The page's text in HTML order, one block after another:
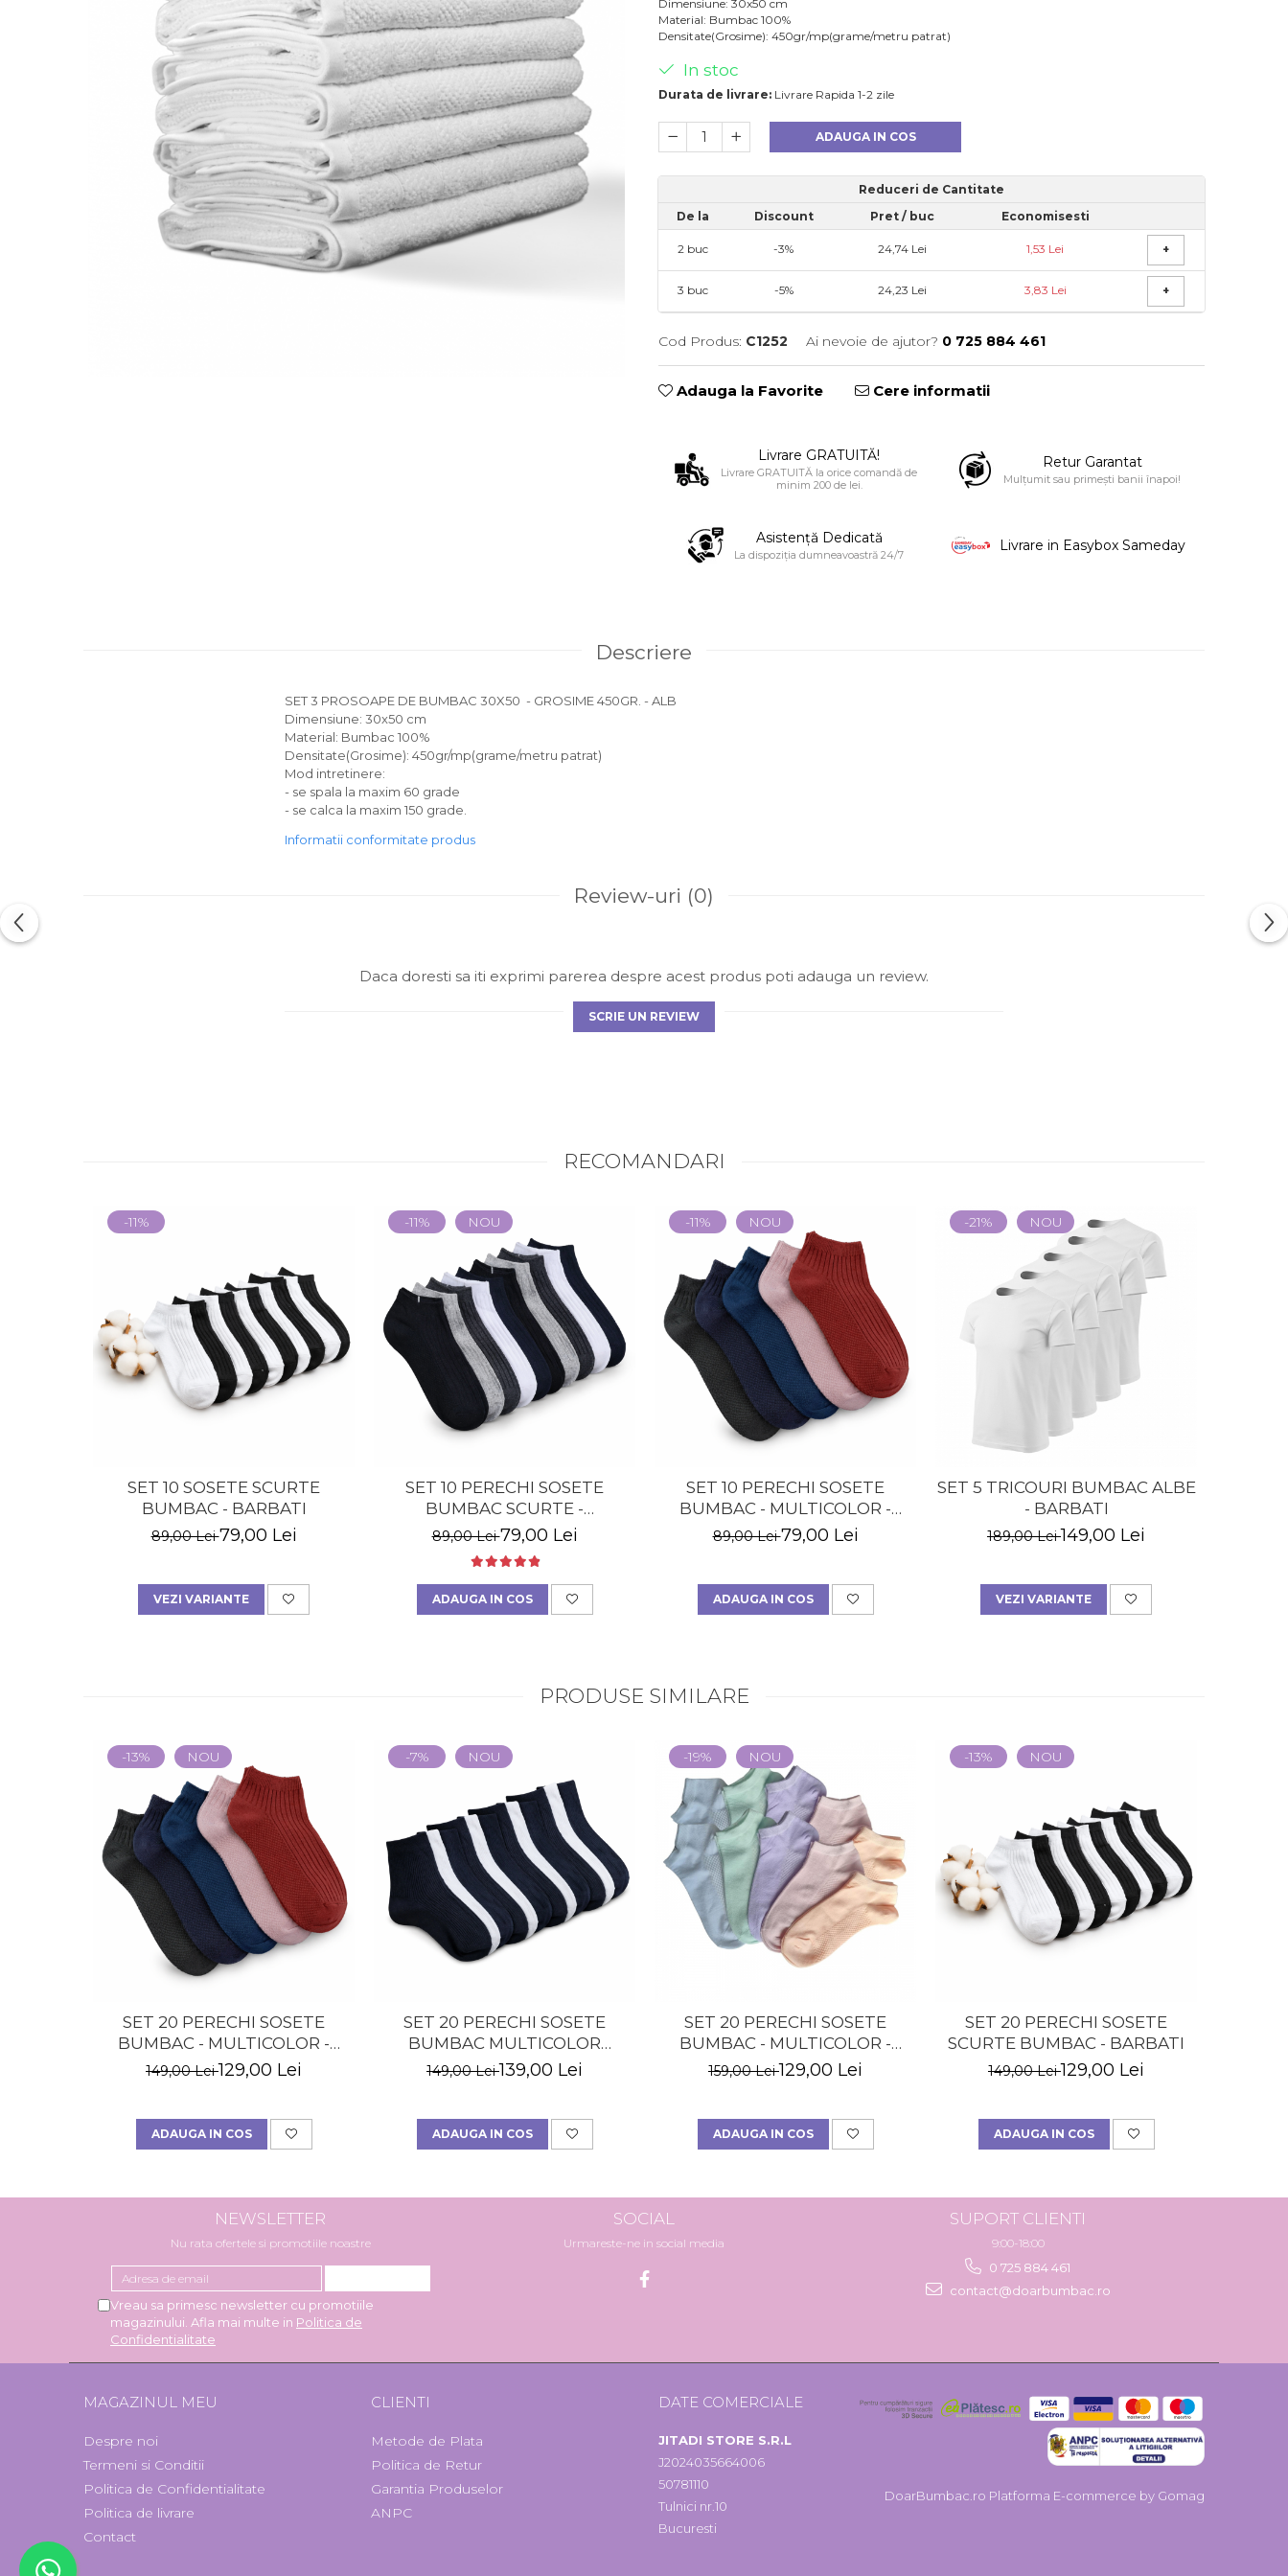
Dimensiune: 30x50 cm
Material: Bumbac 100%
Densitate(Grosime): 450gr/mp(grame/metru patrat)
In stoc
Durata de livrare: Livrare Rapida 1-2 zile
ADAUGA IN COS
Reduceri de Cantitate
De la
Discount Pret / buc Economisesti
2buc -3% 24,74 Lei 1,53 Lei +
3 buc -5% 24,23 Lei 3,83 Lei +
Cod Produs: C1252 Ai nevoie de ajutor? 0 725 884 461
Adauga la Favorite Cere informatii
Livrare GRATUITĂ!
Livrare GRATUITĂ la orice comandă de
minim 200 de lei.
Retur Garantat
Mulțumit sau primești banii înapoi!
Asistență Dedicată
La dispoziția dumneavoastră 24/7
Livrare in Easybox Sameday
Descriere
SET 3 PROSOAPE DE BUMBAC 30X50 - GROSIME 450GR. - ALB
Dimensiune: 30x50 cm
Material: Bumbac 100%
Densitate(Grosime): 450gr/mp(grame/metru patrat)
Mod intretinere:
- se spala la maxim 60 grade
- se calca la maxim 150 grade.
Informatii conformitate produs
Review-uri (0)
Daca doresti sa iti exprimi parerea despre acest produs poti adauga un review.
SCRIE UN REVIEW
RECOMANDARI
-11%
SET 10 SOSETE SCURTE
BUMBAC - BARBATI
89,00 Lei79,00 Lei
VEZI VARIANTE
-11% NOU
SET 10 PERECHI SOSETE
BUMBAC SCURTE -
MULTICOLOR - BARBATI
89,00 Lei79,00 Lei
ADAUGA IN COS
-11% NOU
SET 10 PERECHI SOSETE
BUMBAC - MULTICOLOR -
BARBATI
89,00 Lei79,00 Lei
ADAUGA IN COS
-21% NOU
SET 5 TRICOURI BUMBAC ALBE
- BARBATI
189,00 Lei149,00 Lei
VEZI VARIANTE
PRODUSE SIMILARE
-13% NOU
SET 20 PERECHI SOSETE
BUMBAC - MULTICOLOR -
BARBATI
149,00 Lei129,00 Lei
ADAUGA IN COS
-7% NOU
SET 20 PERECHI SOSETE
BUMBAC MULTICOLOR
LUNGIME MEDIE - BARBATI
149,00 Lei139,00 Lei
ADAUGA IN COS
-19% NOU
SET 20 PERECHI SOSETE
BUMBAC - MULTICOLOR -
DAMA
159,00 Lei129,00 Lei
ADAUGA IN COS
-13% NOU
SET 20 PERECHI SOSETE
SCURTE BUMBAC - BARBATI
149,00 Lei129,00 Lei
ADAUGA IN COS
NEWSLETTER
Nu rata ofertele si promotiile noastre
Vreau sa primesc newsletter cu promotiile
magazinului. Afla mai multe in Politica de
Confidentialitate
SOCIAL
Urmareste-ne in social media
SUPORT CLIENTI
9:00-18:00
0 725 884 461
contact@doarbumbac.ro
MAGAZINUL MEU
Despre noi
Termeni si Conditii
Politica de Confidentialitate
Politica de livrare
Contact
CLIENTI
Metode de Plata
Politica de Retur
Garantia Produselor
ANPC
DATE COMERCIALE
JITADI STORE S.R.L
J2024035664006
50781110
Tulnici nr.10
Bucuresti
DoarBumbac.ro Platforma E-commerce by Gomag